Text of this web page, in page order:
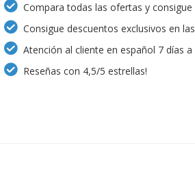
Compara todas las ofertas y
Consigue descuentos exclusivos en
Atención al cliente en español 7 días a
Reseñas con 4,5/5 estrellas!